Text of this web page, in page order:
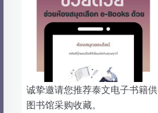
诚挚邀请您推荐泰文电子书籍供
图书馆采购收藏。